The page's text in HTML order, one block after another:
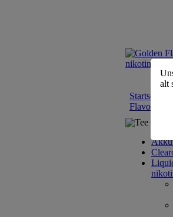
Startseite
Flavour
Tee
alt